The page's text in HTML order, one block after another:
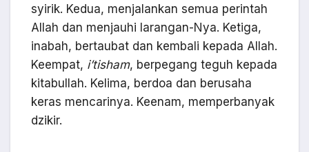
syirik. Kedua, menjalankan semua perintah
Allah dan menjauhi larangan-Nya. Ketiga,
inabah, bertaubat dan kembali kepada Allah.
Keempat, i’tisham, berpegang teguh kepada
kitabullah. Kelima, berdoa dan berusaha
keras mencarinya. Keenam, memperbanyak
dzikir.